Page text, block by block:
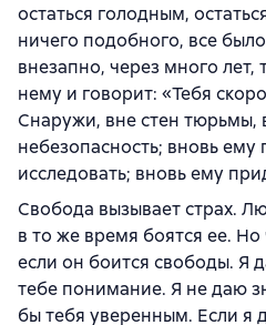
остаться голодным,
ничего подобного, все
внезапно, через много
нему и говорит: «Тебя
Снаружи, вне стен тюрьмы,
небезопасность; вновь ему
исследовать; вновь ему
Свобода вызывает страх.
в то же время боятся ее.
если он боится свободы. Я
тебе понимание. Я не даю
бы тебя уверенным. Если я